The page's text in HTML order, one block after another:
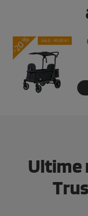
Ultime